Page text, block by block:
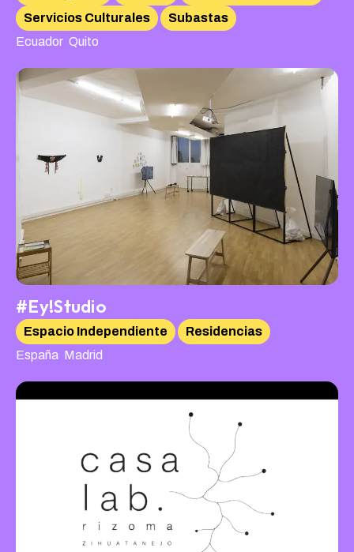
Servicios Culturales
Subastas
Ecuador Quito
#Ey!Studio
Espacio Independiente
Residencias
España Madrid